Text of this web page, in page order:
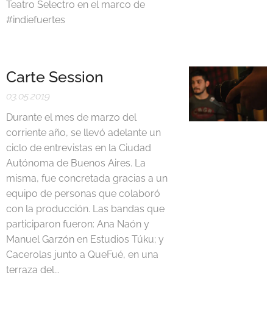
Teatro Selectro en el marco de
#indiefuertes
Carte Session
03.05.2019
Durante el mes de marzo del
corriente año, se llevó adelante un
ciclo de entrevistas en la Ciudad
Autónoma de Buenos Aires. La
misma, fue concretada gracias a un
equipo de personas que colaboró
con la producción. Las bandas que
participaron fueron: Ana Naón y
Manuel Garzón en Estudios Túku; y
Cacerolas junto a QueFué, en una
terraza del...